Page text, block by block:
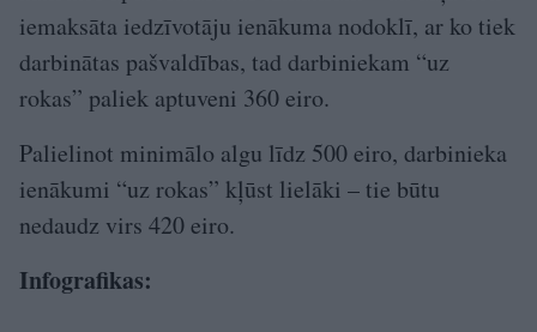
iemaksāta iedzīvotāju ienākuma nodoklī, ar ko tiek
darbinātas pašvaldības, tad darbiniekam “uz
rokas” paliek aptuveni 360 eiro.
Palielinot minimālo algu līdz 500 eiro, darbinieka
ienākumi “uz rokas” kļūst lielāki – tie būtu
nedaudz virs 420 eiro.
Infografikas: